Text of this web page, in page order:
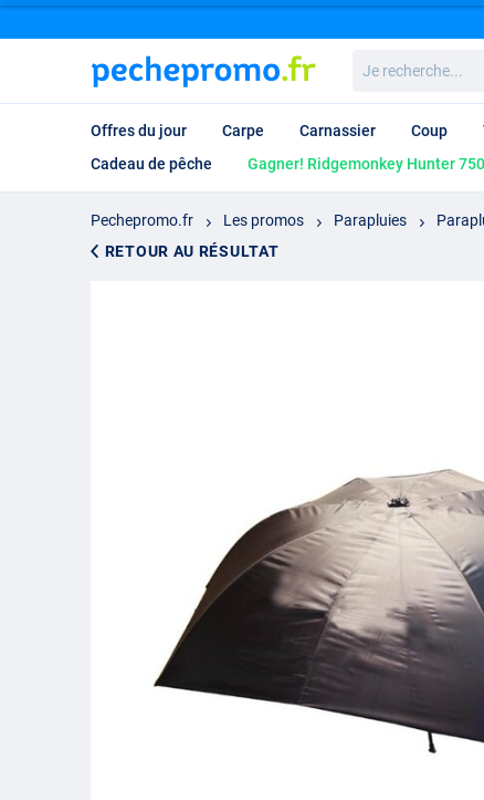
recherche...
Offres du jour Carpe Carnassier Coup
Cadeau de pêche
Gagner! Ridgemonkey Hunter
Pechepromo.fr Les promos Parapluies
RETOUR AU RÉSULTAT